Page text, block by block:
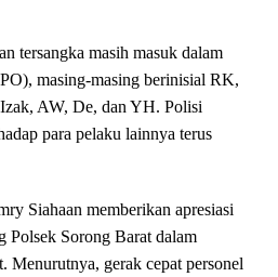
tersangka masih masuk dalam
masing-masing berinisial RK,
AW, De, dan YH. Polisi
para pelaku lainnya terus
Siahaan memberikan apresiasi
Polsek Sorong Barat dalam
Menurutnya, gerak cepat personel